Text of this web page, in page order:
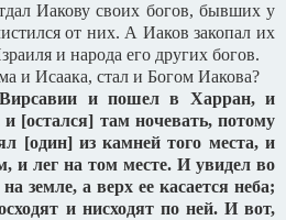
Иакову своих богов, бывших у
от них. А Иаков закопал их
и народа его других богов.
и Исаака, стал и Богом Иакова?
и пошел в Харран, и
[остался] там ночевать, потому
[один] из камней того места, и
и лег на том месте. И увидел во
земле, а верх ее касается неба;
и нисходят по ней. И вот,